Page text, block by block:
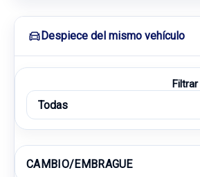
Despiece del mismo vehículo
CAMBIO/EMBRAGUE